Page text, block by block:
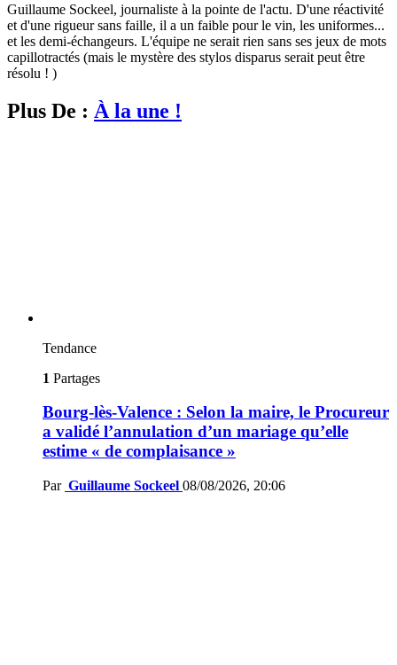
Guillaume Sockeel, journaliste à la pointe de l'actu. D'une réactivité
et d'une rigueur sans faille, il a un faible pour le vin, les uniformes...
et les demi-échangeurs. L'équipe ne serait rien sans ses jeux de mots
capillotractés (mais le mystère des stylos disparus serait peut être
résolu ! )
Plus De : À la une !
Tendance
1 Partages
Bourg-lès-Valence : Selon la maire, le Procureur
a validé l’annulation d’un mariage qu’elle
estime « de complaisance »
Par Guillaume Sockeel 08/08/2026, 20:06